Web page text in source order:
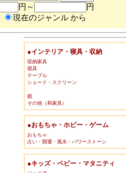
円～
円
現在のジャンル から
●インテリア・寝具・収納
収納家具
寝具
テーブル
シェード・スクリーン
鏡
その他（和家具）
●おもちゃ・ホビー・ゲーム
おもちゃ
占い・開運・風水・パワーストーン
●キッズ・ベビー・マタニティ